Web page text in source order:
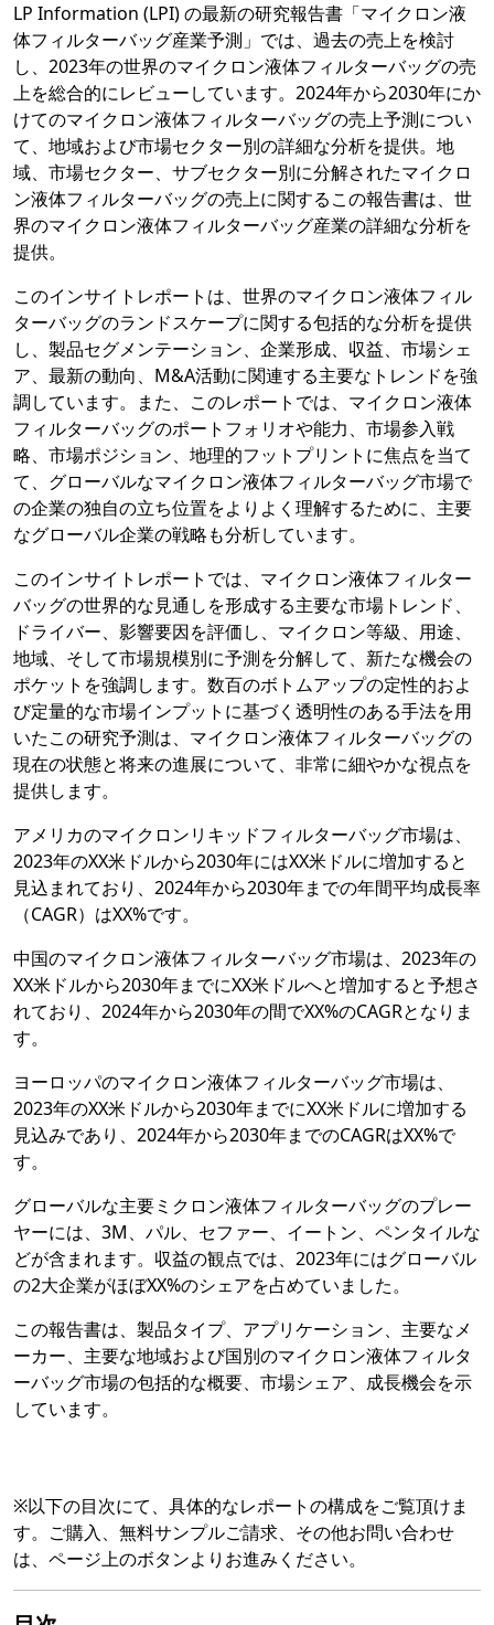
LP Information (LPI) の最新の研究報告書「マイクロン液
体フィルターバッグ産業予測」では、過去の売上を検討
し、2023年の世界のマイクロン液体フィルターバッグの売
上を総合的にレビューしています。2024年から2030年にか
けてのマイクロン液体フィルターバッグの売上予測につい
て、地域および市場セクター別の詳細な分析を提供。地
域、市場セクター、サブセクター別に分解されたマイクロ
ン液体フィルターバッグの売上に関するこの報告書は、世
界のマイクロン液体フィルターバッグ産業の詳細な分析を
提供。
このインサイトレポートは、世界のマイクロン液体フィル
ターバッグのランドスケープに関する包括的な分析を提供
し、製品セグメンテーション、企業形成、収益、市場シェ
ア、最新の動向、M&A活動に関連する主要なトレンドを強
調しています。また、このレポートでは、マイクロン液体
フィルターバッグのポートフォリオや能力、市場参入戦
略、市場ポジション、地理的フットプリントに焦点を当て
て、グローバルなマイクロン液体フィルターバッグ市場で
の企業の独自の立ち位置をよりよく理解するために、主要
なグローバル企業の戦略も分析しています。
このインサイトレポートでは、マイクロン液体フィルター
バッグの世界的な見通しを形成する主要な市場トレンド、
ドライバー、影響要因を評価し、マイクロン等級、用途、
地域、そして市場規模別に予測を分解して、新たな機会の
ポケットを強調します。数百のボトムアップの定性的およ
び定量的な市場インプットに基づく透明性のある手法を用
いたこの研究予測は、マイクロン液体フィルターバッグの
現在の状態と将来の進展について、非常に細やかな視点を
提供します。
アメリカのマイクロンリキッドフィルターバッグ市場は、
2023年のXX米ドルから2030年にはXX米ドルに増加すると
見込まれており、2024年から2030年までの年間平均成長率
（CAGR）はXX%です。
中国のマイクロン液体フィルターバッグ市場は、2023年の
XX米ドルから2030年までにXX米ドルへと増加すると予想さ
れており、2024年から2030年の間でXX%のCAGRとなりま
す。
ヨーロッパのマイクロン液体フィルターバッグ市場は、
2023年のXX米ドルから2030年までにXX米ドルに増加する
見込みであり、2024年から2030年までのCAGRはXX%で
す。
グローバルな主要ミクロン液体フィルターバッグのプレー
ヤーには、3M、パル、セファー、イートン、ペンタイルな
どが含まれます。収益の観点では、2023年にはグローバル
の2大企業がほぼXX%のシェアを占めていました。
この報告書は、製品タイプ、アプリケーション、主要なメ
ーカー、主要な地域および国別のマイクロン液体フィルタ
ーバッグ市場の包括的な概要、市場シェア、成長機会を示
しています。
※以下の目次にて、具体的なレポートの構成をご覧頂けま
す。ご購入、無料サンプルご請求、その他お問い合わせ
は、ページ上のボタンよりお進みください。